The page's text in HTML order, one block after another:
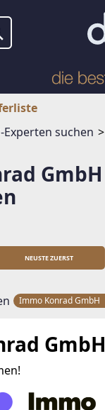
Experten suchen
GmbH
Immo Konrad GmbH
GmbH